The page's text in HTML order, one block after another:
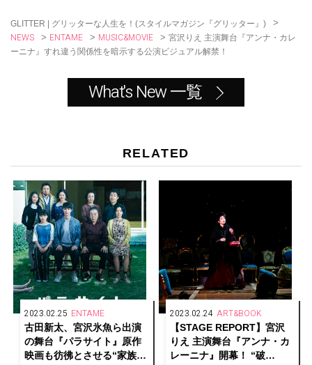
GLITTER | グリッターな人生を！(スタイルマガジン『グリッター』) >
NEWS > ENTAME > MUSIC&MOVIE > 宮沢りえ 主演舞台『アンナ・カレ
ーニナ』すれ違う関係性を暗示する公演ビジュアル解禁！
What's New 一覧
RELATED
2023.02.25 ENTAME
古田新太、宮沢氷魚ら出演
の舞台『パラサイト』原作
映画も彷彿とさせる“家族写
2023.02.24 ART&BOOK
【STAGE REPORT】宮沢
りえ 主演舞台『アンナ・カ
レーニナ』開幕！ “破